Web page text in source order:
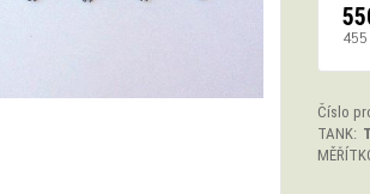
455
Číslo
TANK: